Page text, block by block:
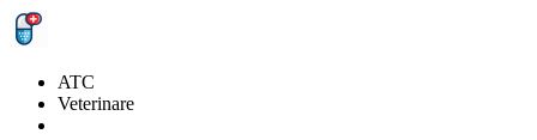
ATC
Veterinare